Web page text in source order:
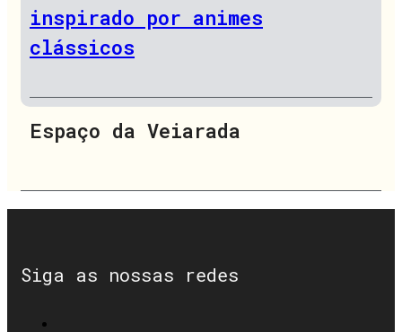
inspirado por animes
clássicos
Espaço da Veiarada
Siga as nossas redes